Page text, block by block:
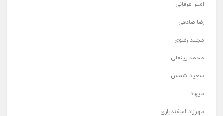
امیر عرفانی
رضا صادقی
مجید رضوی
محمد زینعلی
سعید شمس
میهاد
مهرزاد اسفندیاری